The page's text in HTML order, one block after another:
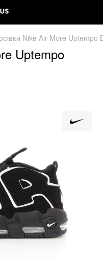
Nike Air More Uptempo
Uptempo